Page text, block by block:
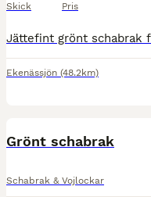
Skick Pris
Ekenässjön (48.2km)
Grönt schabrak
Schabrak & Vojlockar